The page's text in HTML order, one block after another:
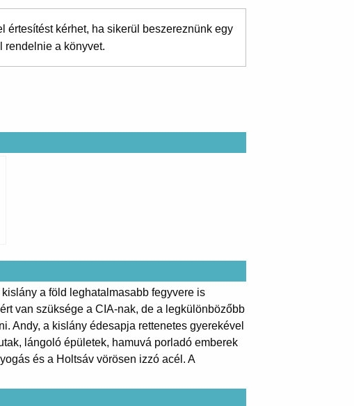
értesítést kérhet, ha sikerül beszereznünk egy
rendelnie a könyvet.
a föld leghatalmasabb fegyvere is
van szüksége a CIA-nak, de a legkülönbözőbb
Andy, a kislány édesapja rettenetes gyerekével
lángoló épületek, hamuvá porladó emberek
és a Holtsáv vörösen izzó acél. A